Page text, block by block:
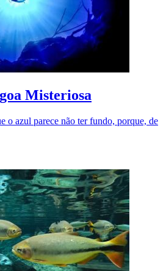
Misteriosa
o azul parece não ter fundo, porque, de